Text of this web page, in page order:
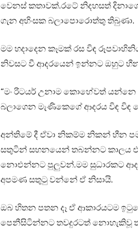
වෙනස් කතාවක්.රටේ නිදහසත්
ගැන අහිංසක බලාපොරොත්තු තිබුණා.
මම හදාදෙන කෑමක් රස විඳ
නිවසට වී ආදරයෙන් ඉන්නට ඔහුට
“මං රිටයර් උනාම කොහේවත්
බලාගෙන මැණිකෙගේ ආදරය විඳ විඳ
අන්තිමේ දී ඒවා නිකම්ම නිකන් හීන
සතුටින් සහනයෙන් තබන්නට කාලය
නොඑන්නට පුලුවන්.මම සුධාරකට
අපමණ සතුටු වන්නේ ඒ නිසායි.
ඔබ හිතන පතන දෑ ඒ ආකාරයටම
පෙනීසිටින්නට තවදුරටත් නොහැකිවූ